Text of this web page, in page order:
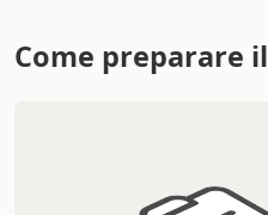
Come preparare